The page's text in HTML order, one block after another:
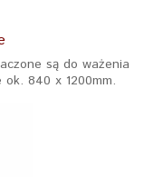
są do ważenia
840 x 1200mm.